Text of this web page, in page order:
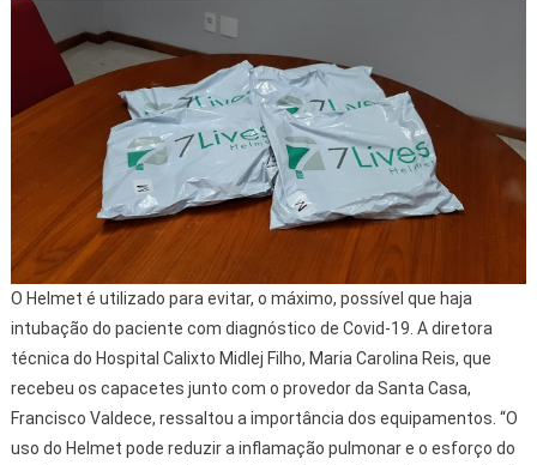
O Helmet é utilizado para evitar, o máximo, possível que haja
intubação do paciente com diagnóstico de Covid-19. A diretora
técnica do Hospital Calixto Midlej Filho, Maria Carolina Reis, que
recebeu os capacetes junto com o provedor da Santa Casa,
Francisco Valdece, ressaltou a importância dos equipamentos. “O
uso do Helmet pode reduzir a inflamação pulmonar e o esforço do